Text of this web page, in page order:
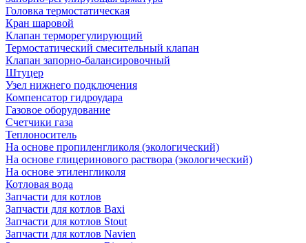
Головка термостатическая
Кран шаровой
Клапан терморегулирующий
Термостатический смесительный клапан
Клапан запорно-балансировочный
Штуцер
Узел нижнего подключения
Компенсатор гидроудара
Газовое оборудование
Счетчики газа
Теплоноситель
На основе пропиленгликоля (экологический)
На основе глицеринового раствора (экологический)
На основе этиленгликоля
Котловая вода
Запчасти для котлов
Запчасти для котлов Baxi
Запчасти для котлов Stout
Запчасти для котлов Navien